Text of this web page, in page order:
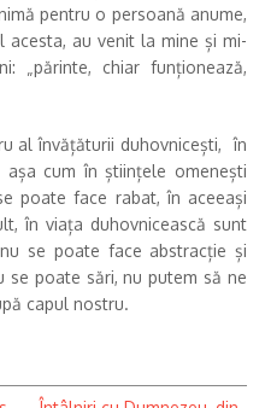
pentru o persoană anume,
au venit la mine și mi-
„părinte, chiar funționează,
al învățăturii duhovnicești, în
cum în științele omenești
poate face rabat, în aceeași
în viața duhovnicească sunt
se poate face abstracție și
se poate sări, nu putem să ne
capul nostru.